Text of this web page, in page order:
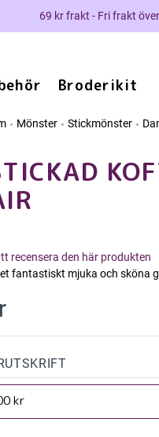
69 kr frakt - Fri frakt
Broderikit
Mönster Stickmönster
recensera den här produkten
fantastiskt mjuka och sköna